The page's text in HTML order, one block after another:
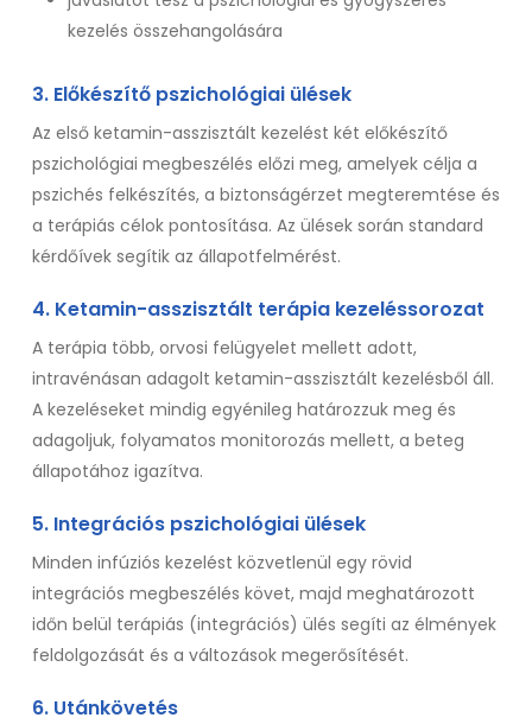
kezelés összehangolására
3. Előkészítő pszichológiai ülések
Az első ketamin-asszisztált kezelést két előkészítő
pszichológiai megbeszélés előzi meg, amelyek célja a
pszichés felkészítés, a biztonságérzet megteremtése és
a terápiás célok pontosítása. Az ülések során standard
kérdőívek segítik az állapotfelmérést.
4. Ketamin-asszisztált terápia kezeléssorozat
A terápia több, orvosi felügyelet mellett adott,
intravénásan adagolt ketamin-asszisztált kezelésből áll.
A kezeléseket mindig egyénileg határozzuk meg és
adagoljuk, folyamatos monitorozás mellett, a beteg
állapotához igazítva.
5. Integrációs pszichológiai ülések
Minden infúziós kezelést közvetlenül egy rövid
integrációs megbeszélés követ, majd meghatározott
időn belül terápiás (integrációs) ülés segíti az élmények
feldolgozását és a változások megerősítését.
6. Utánkövetés